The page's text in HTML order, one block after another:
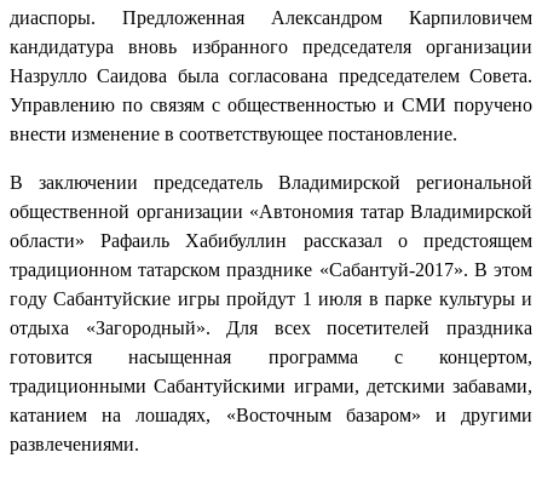
диаспоры. Предложенная Александром Карпиловичем
кандидатура вновь избранного председателя организации
Назрулло Саидова была согласована председателем Совета.
Управлению по связям с общественностью и СМИ поручено
внести изменение в соответствующее постановление.
В заключении председатель Владимирской региональной
общественной организации «Автономия татар Владимирской
области» Рафаиль Хабибуллин рассказал о предстоящем
традиционном татарском празднике «Сабантуй-2017». В этом
году Сабантуйские игры пройдут 1 июля в парке культуры и
отдыха «Загородный». Для всех посетителей праздника
готовится насыщенная программа с концертом,
традиционными Сабантуйскими играми, детскими забавами,
катанием на лошадях, «Восточным базаром» и другими
развлечениями.